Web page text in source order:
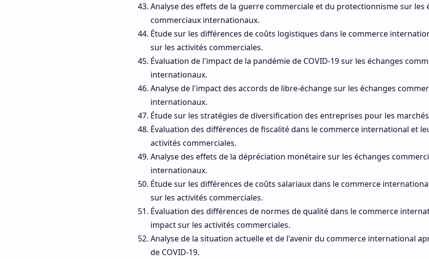
Analyse des effets de la guerre commerciale et du protectionnisme sur les
commerciaux internationaux.
Étude sur les différences de coûts logistiques dans le commerce
sur les activités commerciales.
Évaluation de l'impact de la pandémie de COVID-19 sur les échanges
internationaux.
Analyse de l'impact des accords de libre-échange sur les échanges
internationaux.
Étude sur les stratégies de diversification des entreprises pour les
Évaluation des différences de fiscalité dans le commerce international et
activités commerciales.
Analyse des effets de la dépréciation monétaire sur les échanges
internationaux.
Étude sur les différences de coûts salariaux dans le commerce
sur les activités commerciales.
Évaluation des différences de normes de qualité dans le commerce
impact sur les activités commerciales.
Analyse de la situation actuelle et de l'avenir du commerce international
de COVID-19.